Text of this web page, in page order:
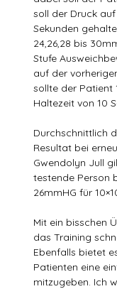
soll der Druck
Sekunden
24,26,28 bis
Stufe
auf der
sollte der Patient
Haltezeit von 10
Durchschnittlich
Resultat bei
Gwendolyn Jull
testende Person
26mmHG für
Mit ein bisschen
das Training
Ebenfalls bietet
Patienten eine
mitzugeben. Ich